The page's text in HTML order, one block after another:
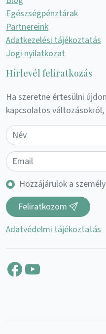
Egészségpénztárak
Partnereink
Adatkezelési tájékoztatás
Jogi nyilatkozat
Hírlevél feliratkozás
Ha szeretne értesülni
kapcsolatos
Hozzájárulok a
Feliratkozom
Adatvédelmi tájékoztatás
Facebook
YouTube